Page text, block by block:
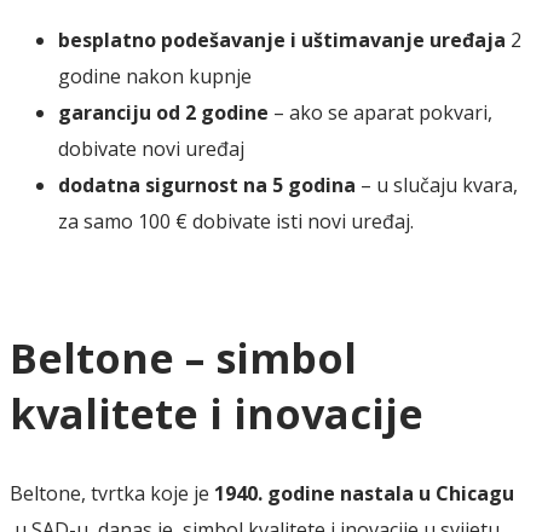
besplatno podešavanje i uštimavanje uređaja 2
godine nakon kupnje
garanciju od 2 godine – ako se aparat pokvari,
dobivate novi uređaj
dodatna sigurnost na 5 godina – u slučaju kvara,
za samo 100 € dobivate isti novi uređaj.
Beltone – simbol
kvalitete i inovacije
Beltone, tvrtka koje je 1940. godine nastala u Chicagu